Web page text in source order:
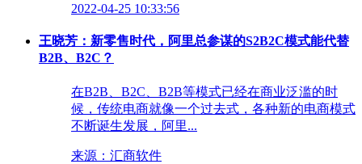
2022-04-25 10:33:56
王晓芳：新零售时代，阿里总参谋的S2B2C模式能代替
B2B、B2C？
在B2B、B2C、B2B等模式已经在商业泛滥的时
候，传统电商就像一个过去式，各种新的电商模式
不断诞生发展，阿里...
来源：汇商软件